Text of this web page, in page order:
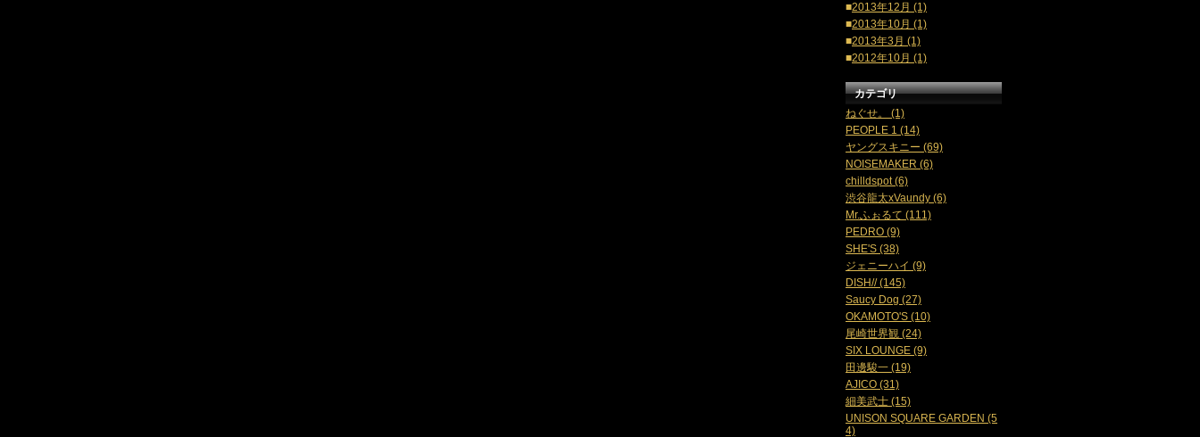
■2013年12月 (1)
■2013年10月 (1)
■2013年3月 (1)
■2012年10月 (1)
カテゴリ
ねぐせ。 (1)
PEOPLE 1 (14)
ヤングスキニー (69)
NOISEMAKER (6)
chilldspot (6)
渋谷龍太xVaundy (6)
Mr.ふぉるて (111)
PEDRO (9)
SHE'S (38)
ジェニーハイ (9)
DISH// (145)
Saucy Dog (27)
OKAMOTO'S (10)
尾崎世界観 (24)
SIX LOUNGE (9)
田邊駿一 (19)
AJICO (31)
細美武士 (15)
UNISON SQUARE GARDEN (5
4)